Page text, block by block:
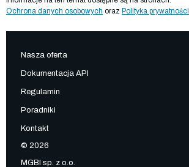
Ochrona danych osobowych oraz Polityka prywatności
Nasza oferta
Dokumentacja API
Regulamin
Poradniki
Kontakt
© 2026
MGBI sp. z o.o.